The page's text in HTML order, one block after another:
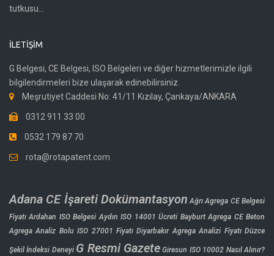
tutkusu...
İLETIŞIM
G Belgesi, CE Belgesi, ISO Belgeleri ve diğer hizmetlerimizle ilgili
bilgilendirmeleri bize ulaşarak edinebilirsiniz.
Meşrutiyet Caddesi No: 41/11 Kızılay, Çankaya/ANKARA
0312 911 33 00
0532 179 87 70
rota@rotapatent.com
Adana CE İşareti Dokümantasyon Ağrı Agrega CE Belgesi
Fiyatı Ardahan ISO Belgesi Aydın ISO 14001 Ücreti Bayburt Agrega CE Beton
Agrega Analiz Bolu ISO 27001 Fiyatı Diyarbakır Agrega Analizi Fiyatı Düzce
Şekil İndeksi Deneyi G Resmi Gazete Giresun ISO 10002 Nasıl Alınır?